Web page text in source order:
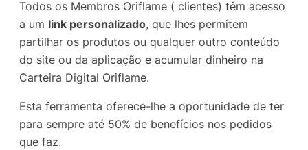
Todos os Membros Oriflame ( clientes) têm acesso
a um link personalizado, que lhes permitem
partilhar os produtos ou qualquer outro conteúdo
do site ou da aplicação e acumular dinheiro na
Carteira Digital Oriflame.
Esta ferramenta oferece-lhe a oportunidade de ter
para sempre até 50% de benefícios nos pedidos
que faz.